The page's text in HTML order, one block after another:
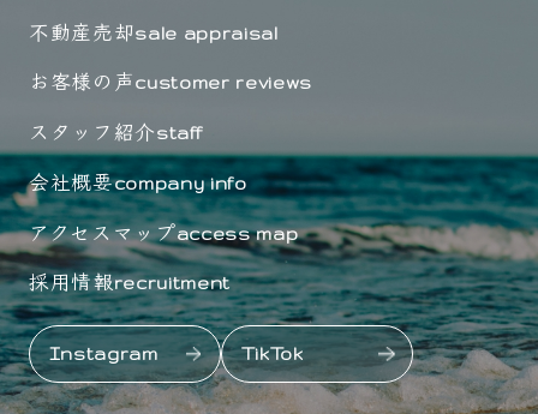
不動産売却sale appraisal
お客様の声customer reviews
スタッフ紹介staff
会社概要company info
アクセスマップaccess map
採用情報recruitment
Instagram TikTok